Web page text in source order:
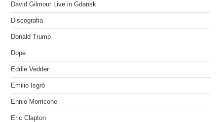
David Gilmour Live in Gdansk
Discografia
Donald Trump
Dope
Eddie Vedder
Emilio Isgrò
Ennio Morricone
Eric Clapton